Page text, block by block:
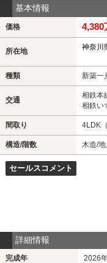
基本情報
価格 4,380
所在地 神奈川
種類 新築一
交通
相鉄本
相鉄い
間取り 4LDK（
構造/階数 木造/
セールスコメント
詳細情報
完成年 2026